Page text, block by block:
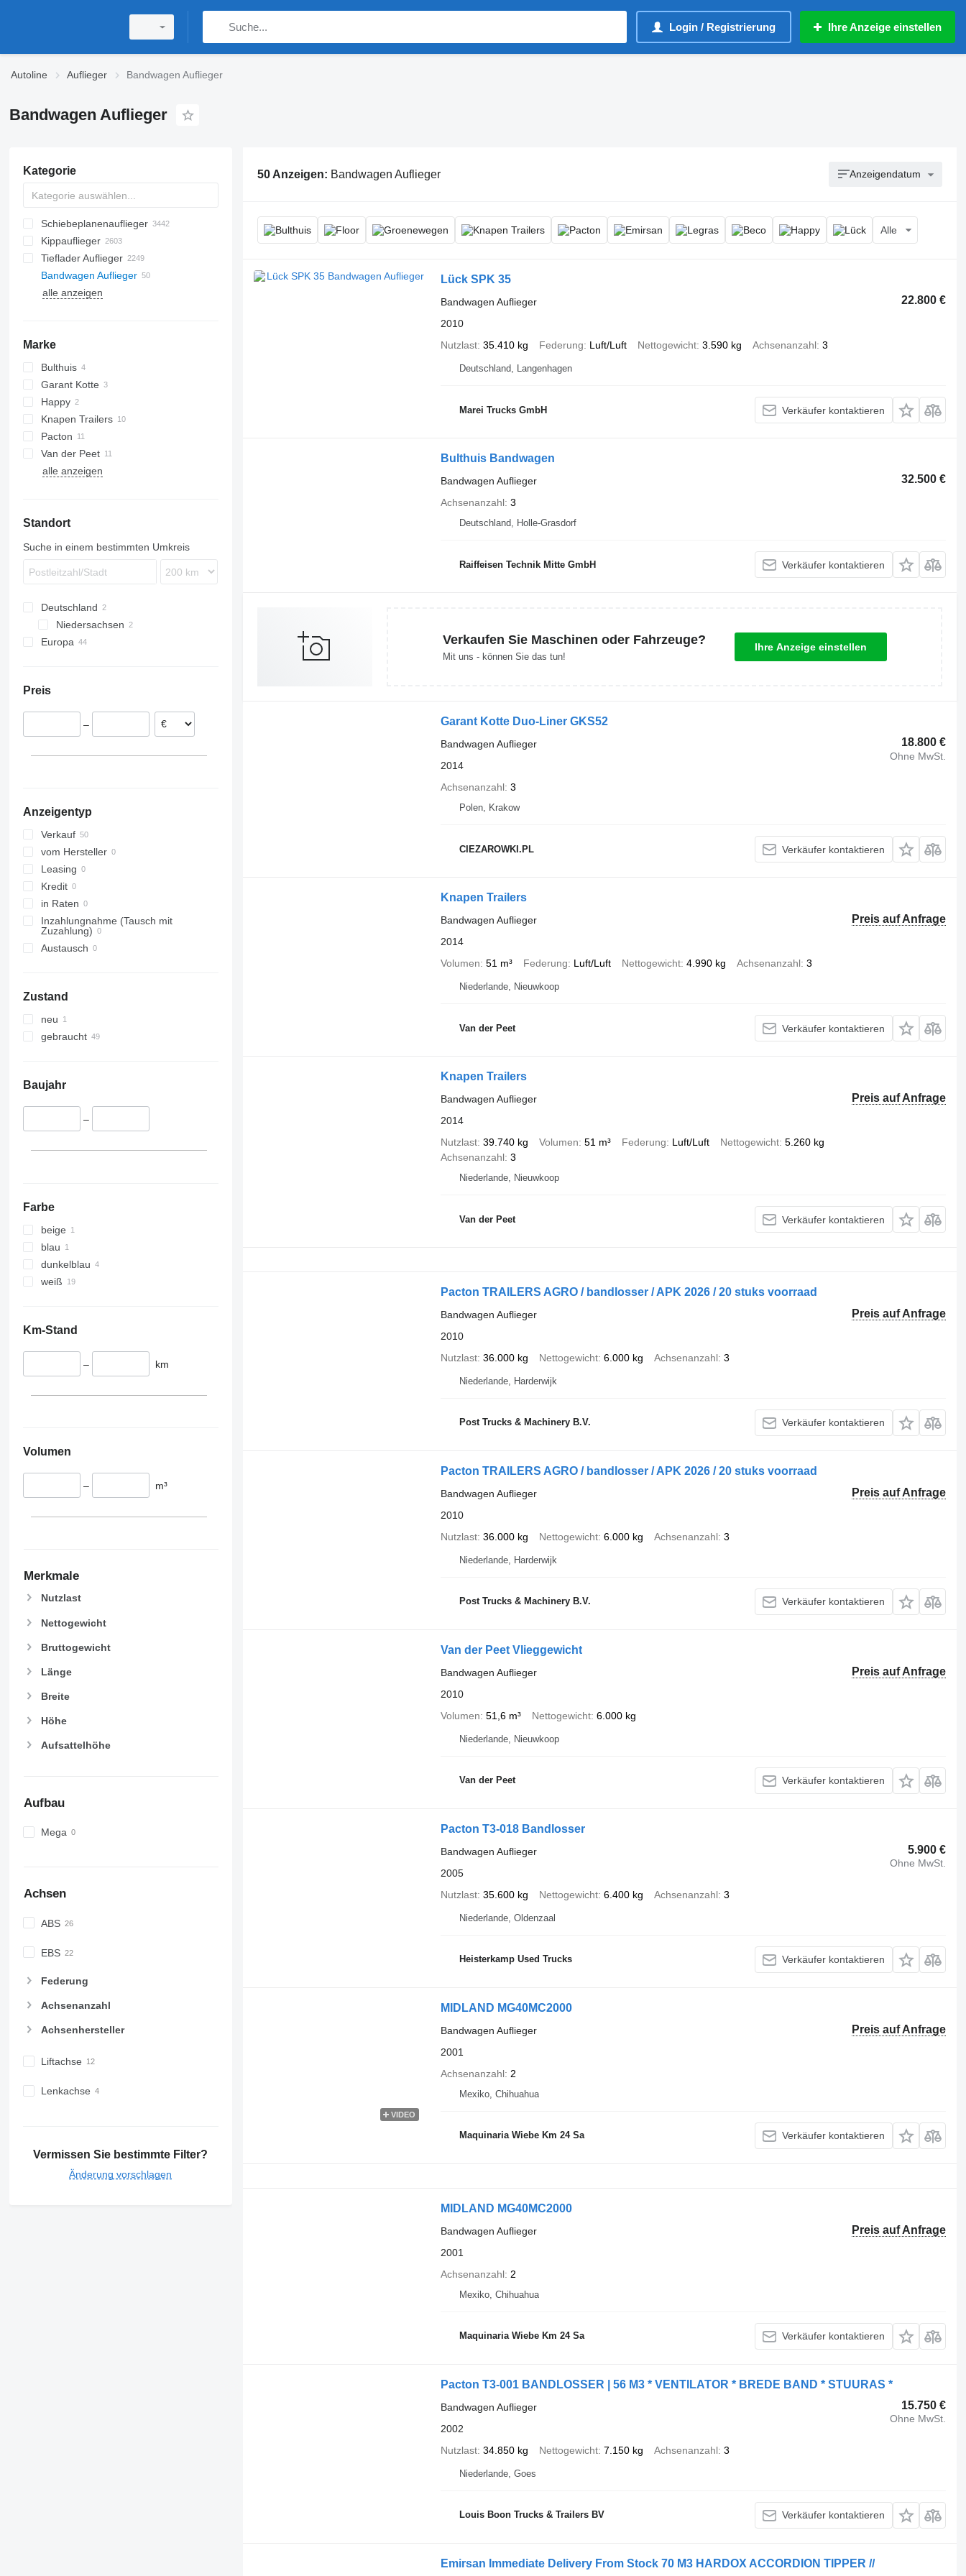
Login / Registrierung Ihre Anzeige einstellen
Autoline Auflieger Bandwagen Auflieger
Bandwagen Auflieger
Kategorie
Schiebeplanenauflieger
Kippauflieger
Tieflader Auflieger
Bandwagen Auflieger
alle anzeigen
Marke
Bulthuis
TSAA
Garant Kotte
Happy
Knapen Trailers
K-series
Pacton
T-series
Van der Peet
alle anzeigen
Standort
Suche in einem bestimmten Umkreis
Deutschland
Niedersachsen
Hannover
Europa
Polen
Ungarn
Preis
–
Anzeigentyp
Verkauf
vom Hersteller
Leasing
Kredit
in Raten
Inzahlungnahme (Tausch mit
Zuzahlung)
Austausch
Zustand
neu
gebraucht
Baujahr
–
Farbe
beige
blau
dunkelblau
weiß
Km-Stand
– km
Volumen
– m³
Merkmale
Nutzlast
Nettogewicht
Bruttogewicht
Länge
Breite
Höhe
Aufsattelhöhe
Aufbau
Mega
Achsen
ABS
EBS
Federung
Achsenanzahl
Achsenhersteller
Liftachse
Lenkachse
Vermissen Sie bestimmte Filter?
Änderung vorschlagen
50 Anzeigen: Bandwagen Auflieger Anzeigendatum
Alle
Lück SPK 35
22.800 €
Bandwagen Auflieger
2010
Nutzlast 35.410 kg Federung Luft/Luft Nettogewicht 3.590 kg Achsenanzahl 3
Deutschland, Langenhagen
Marei Trucks GmbH Verkäufer kontaktieren
Bulthuis Bandwagen
32.500 €
Bandwagen Auflieger
Achsenanzahl 3
Deutschland, Holle-Grasdorf
Raiffeisen Technik Mitte GmbH Verkäufer kontaktieren
Verkaufen Sie Maschinen oder Fahrzeuge?
Mit uns - können Sie das tun!
Ihre Anzeige einstellen
Garant Kotte Duo-Liner GKS52
18.800 €
Ohne MwSt.
Bandwagen Auflieger
2014
Achsenanzahl 3
Polen, Krakow
CIEZAROWKI.PL Verkäufer kontaktieren
Knapen Trailers
Preis auf Anfrage
Bandwagen Auflieger
2014
Volumen 51 m³ Federung Luft/Luft Nettogewicht 4.990 kg Achsenanzahl 3
Niederlande, Nieuwkoop
Van der Peet Verkäufer kontaktieren
Knapen Trailers
Preis auf Anfrage
Bandwagen Auflieger
2014
Nutzlast 39.740 kg Volumen 51 m³ Federung Luft/Luft Nettogewicht 5.260 kg
Achsenanzahl 3
Niederlande, Nieuwkoop
Van der Peet Verkäufer kontaktieren
Pacton TRAILERS AGRO / bandlosser / APK 2026 / 20 stuks voorraad
Preis auf Anfrage
Bandwagen Auflieger
2010
Nutzlast 36.000 kg Nettogewicht 6.000 kg Achsenanzahl 3
Niederlande, Harderwijk
Post Trucks & Machinery B.V. Verkäufer kontaktieren
Pacton TRAILERS AGRO / bandlosser / APK 2026 / 20 stuks voorraad
Preis auf Anfrage
Bandwagen Auflieger
2010
Nutzlast 36.000 kg Nettogewicht 6.000 kg Achsenanzahl 3
Niederlande, Harderwijk
Post Trucks & Machinery B.V. Verkäufer kontaktieren
Van der Peet Vlieggewicht
Preis auf Anfrage
Bandwagen Auflieger
2010
Volumen 51,6 m³ Nettogewicht 6.000 kg
Niederlande, Nieuwkoop
Van der Peet Verkäufer kontaktieren
Pacton T3-018 Bandlosser
5.900 €
Ohne MwSt.
Bandwagen Auflieger
2005
Nutzlast 35.600 kg Nettogewicht 6.400 kg Achsenanzahl 3
Niederlande, Oldenzaal
Heisterkamp Used Trucks Verkäufer kontaktieren
VIDEO
MIDLAND MG40MC2000
Preis auf Anfrage
Bandwagen Auflieger
2001
Achsenanzahl 2
Mexiko, Chihuahua
Maquinaria Wiebe Km 24 Sa Verkäufer kontaktieren
MIDLAND MG40MC2000
Preis auf Anfrage
Bandwagen Auflieger
2001
Achsenanzahl 2
Mexiko, Chihuahua
Maquinaria Wiebe Km 24 Sa Verkäufer kontaktieren
Pacton T3-001 BANDLOSSER | 56 M3 * VENTILATOR * BREDE BAND * STUURAS *
15.750 €
Ohne MwSt.
Bandwagen Auflieger
2002
Nutzlast 34.850 kg Nettogewicht 7.150 kg Achsenanzahl 3
Niederlande, Goes
Louis Boon Trucks & Trailers BV Verkäufer kontaktieren
Emirsan Immediate Delivery From Stock 70 M3 HARDOX ACCORDION TIPPER //